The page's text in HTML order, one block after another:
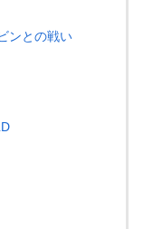
ンとの戦い